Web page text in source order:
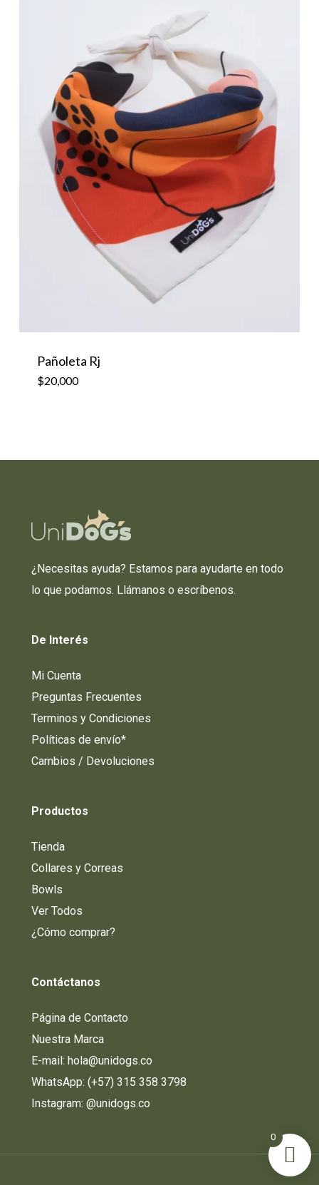
Pañoleta Rj
$20,000
¿Necesitas ayuda? Estamos para ayudarte en todo
lo que podamos. Llámanos o escríbenos.
De Interés
Mi Cuenta
Preguntas Frecuentes
Terminos y Condiciones
Políticas de envío*
Cambios / Devoluciones
Productos
Tienda
Collares y Correas
Bowls
Ver Todos
¿Cómo comprar?
Contáctanos
Página de Contacto
Nuestra Marca
E-mail: hola@unidogs.co
WhatsApp: (+57) 315 358 3798
Instagram:@unidogs.co
0